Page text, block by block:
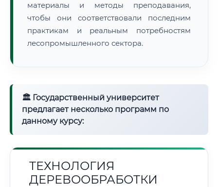
материалы и методы преподавания,
чтобы они соответствовали последним
практикам и реальным потребностям
лесопромышленного сектора.
🏛 Государственный университет
предлагает несколько программ по
данному курсу:
ТЕХНОЛОГИЯ
ДЕРЕВООБРАБОТКИ